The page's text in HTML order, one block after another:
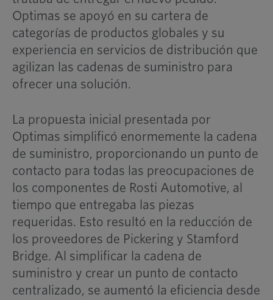
Optimas se apoyó en su cartera de
categorías de productos globales y su
experiencia en servicios de distribución que
agilizan las cadenas de suministro para
ofrecer una solución.
La propuesta inicial presentada por
Optimas simplificó enormemente la cadena
de suministro, proporcionando un punto de
contacto para todas las preocupaciones de
los componentes de Rosti Automotive, al
tiempo que entregaba las piezas
requeridas. Esto resultó en la reducción de
los proveedores de Pickering y Stamford
Bridge. Al simplificar la cadena de
suministro y crear un punto de contacto
centralizado, se aumentó la eficiencia desde